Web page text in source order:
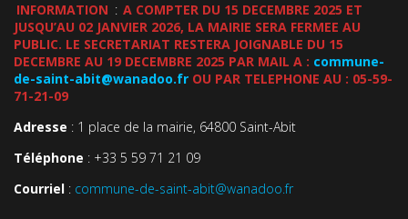
INFORMATION : A COMPTER DU 15 DECEMBRE 2025 ET
JUSQU’AU 02 JANVIER 2026, LA MAIRIE SERA FERMEE AU
PUBLIC. LE SECRETARIAT RESTERA JOIGNABLE DU 15
DECEMBRE AU 19 DECEMBRE 2025 PAR MAIL A : commune-
de-saint-abit@wanadoo.fr OU PAR TELEPHONE AU : 05-59-
71-21-09
Adresse : 1 place de la mairie, 64800 Saint-Abit
Téléphone : +33 5 59 71 21 09
Courriel : commune-de-saint-abit@wanadoo.fr